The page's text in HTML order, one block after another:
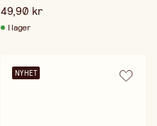
49,90 kr
I lager
NYHET